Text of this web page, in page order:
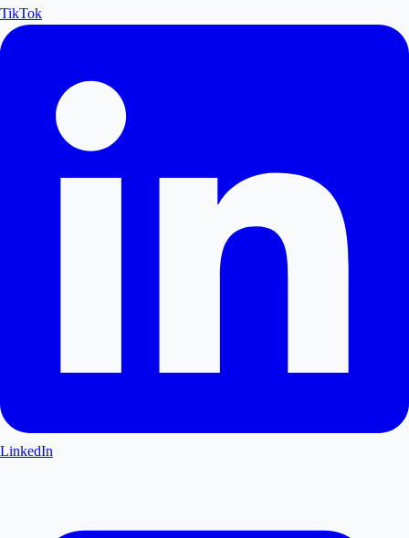
TikTok
LinkedIn